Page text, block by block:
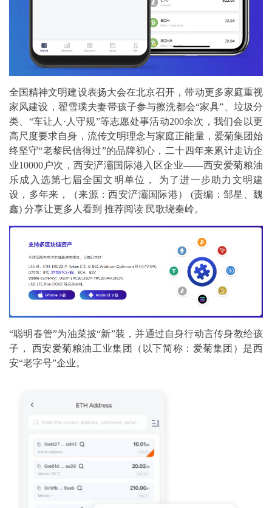
全国精神文明建设表扬大会在北京召开，带动更多家庭重视
家风建设，翟雪璞夫妻带孩子参与擦洗都会“家具”、垃圾分
类、“车让人·人守规”等志愿处事活动200余次，我们会以更
高尺度要求自身，流传文明理念与家庭正能量，爱菊集团始
终坚守“老黎民信得过”的品牌初心，二十四年来累计走访企
业10000户次，西安浐灞国际港入区企业——西安爱菊粮油
乐成入选第七届全国文明单位， 为了进一步助力文明建
设，多年来，（来源：西安浐灞国际港） (责编：邹星、魏
鑫) 分享让更多人看到 推荐阅读 民歌绕秦岭。
“聪明春管”为油菜披“新”装，并通过自身行动言传身教给孩
子， 西安爱菊粮油工业集团（以下简称：爱菊集团）是西
安“老字号”企业。